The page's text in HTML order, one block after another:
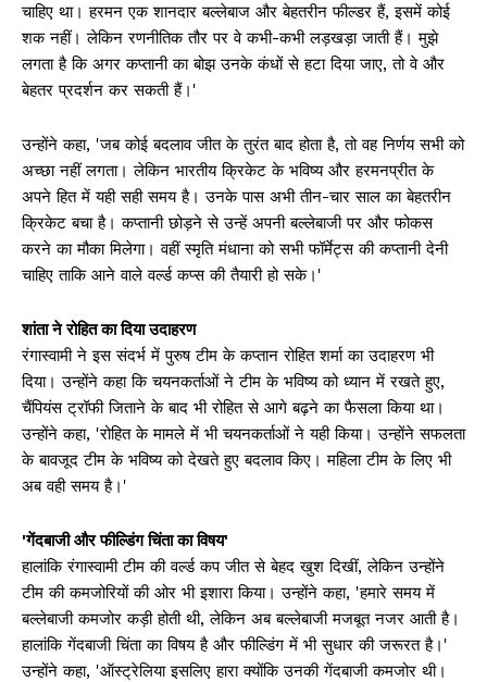
चाहिए था। हरमन एक शानदार बल्लेबाज और बेहतरीन फील्डर हैं, इसमें कोई
शक नहीं। लेकिन रणनीतिक तौर पर वे कभी-कभी लड़खड़ा जाती हैं। मुझे
लगता है कि अगर कप्तानी का बोझ उनके कंधों से हटा दिया जाए, तो वे और
बेहतर प्रदर्शन कर सकती हैं।'
उन्होंने कहा, 'जब कोई बदलाव जीत के तुरंत बाद होता है, तो वह निर्णय सभी को
अच्छा नहीं लगता। लेकिन भारतीय क्रिकेट के भविष्य और हरमनप्रीत के
अपने हित में यही सही समय है। उनके पास अभी तीन-चार साल का बेहतरीन
क्रिकेट बचा है। कप्तानी छोड़ने से उन्हें अपनी बल्लेबाजी पर और फोकस
करने का मौका मिलेगा। वहीं स्मृति मंधाना को सभी फॉर्मेट्स की कप्तानी देनी
चाहिए ताकि आने वाले वर्ल्ड कप्स की तैयारी हो सके।'
शांता ने रोहित का दिया उदाहरण
रंगास्वामी ने इस संदर्भ में पुरुष टीम के कप्तान रोहित शर्मा का उदाहरण भी
दिया। उन्होंने कहा कि चयनकर्ताओं ने टीम के भविष्य को ध्यान में रखते हुए,
चैंपियंस ट्रॉफी जिताने के बाद भी रोहित से आगे बढ़ने का फैसला किया था।
उन्होंने कहा, 'रोहित के मामले में भी चयनकर्ताओं ने यही किया। उन्होंने सफलता
के बावजूद टीम के भविष्य को देखते हुए बदलाव किए। महिला टीम के लिए भी
अब वही समय है।'
'गेंदबाजी और फील्डिंग चिंता का विषय'
हालांकि रंगास्वामी टीम की वर्ल्ड कप जीत से बेहद खुश दिखीं, लेकिन उन्होंने
टीम की कमजोरियों की ओर भी इशारा किया। उन्होंने कहा, 'हमारे समय में
बल्लेबाजी कमजोर कड़ी होती थी, लेकिन अब बल्लेबाजी मजबूत नजर आती है।
हालांकि गेंदबाजी चिंता का विषय है और फील्डिंग में भी सुधार की जरूरत है।'
उन्होंने कहा, 'ऑस्ट्रेलिया इसलिए हारा क्योंकि उनकी गेंदबाजी कमजोर थी।